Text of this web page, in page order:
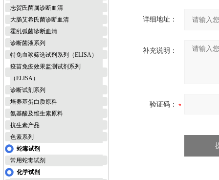
志贺氏菌属诊断血清
大肠艾希氏菌诊断血清
霍乱弧菌诊断血清
诊断菌液系列
特免血浆筛选试剂系列（ELISA）
疫苗免疫效果监测试剂系列
（ELISA）
诊断试剂系列
培养基蛋白质原料
氨基酸及维生素原料
抗生素产品
色素系列
蛇毒试剂
常用蛇毒试剂
化学试剂
详细地址：
补充说明：
验证码：